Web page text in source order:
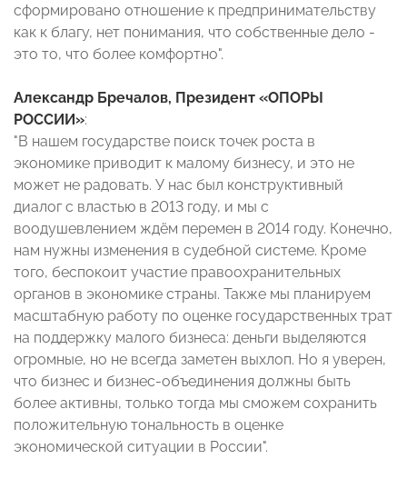
сформировано отношение к предпринимательству
как к благу, нет понимания, что собственные дело -
это то, что более комфортно".
Александр Бречалов, Президент «ОПОРЫ
РОССИИ»:
"В нашем государстве поиск точек роста в
экономике приводит к малому бизнесу, и это не
может не радовать. У нас был конструктивный
диалог с властью в 2013 году, и мы с
воодушевлением ждём перемен в 2014 году. Конечно,
нам нужны изменения в судебной системе. Кроме
того, беспокоит участие правоохранительных
органов в экономике страны. Также мы планируем
масштабную работу по оценке государственных трат
на поддержку малого бизнеса: деньги выделяются
огромные, но не всегда заметен выхлоп. Но я уверен,
что бизнес и бизнес-объединения должны быть
более активны, только тогда мы сможем сохранить
положительную тональность в оценке
экономической ситуации в России".